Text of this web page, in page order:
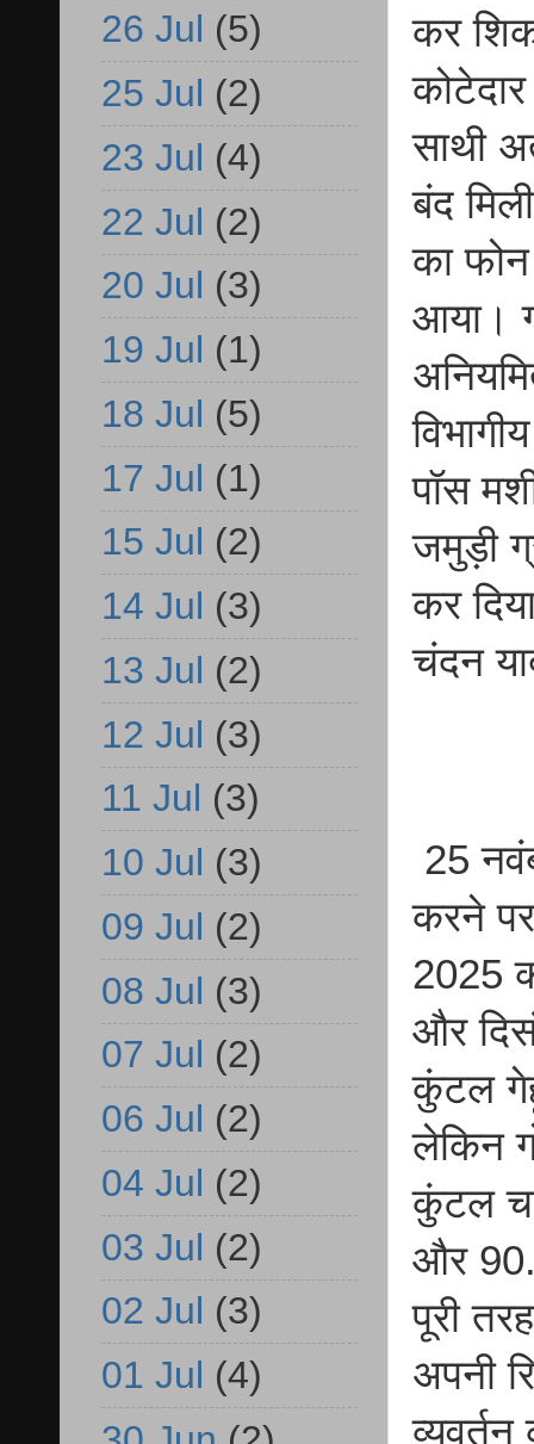
कर
साथी
बंद
का
आया।
पॉस
जमुड़ी
कर
चंदन
25
करने
2025
और
कुंटल
लेकिन
कुंटल
और
पूरी
अपनी
26 Jul (5)
25 Jul (2)
23 Jul (4)
22 Jul (2)
20 Jul (3)
19 Jul (1)
18 Jul (5)
17 Jul (1)
15 Jul (2)
14 Jul (3)
13 Jul (2)
12 Jul (3)
11 Jul (3)
10 Jul (3)
09 Jul (2)
08 Jul (3)
07 Jul (2)
06 Jul (2)
04 Jul (2)
03 Jul (2)
02 Jul (3)
01 Jul (4)